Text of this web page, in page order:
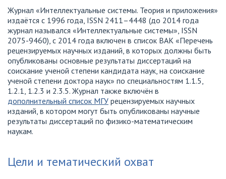
Журнал «Интеллектуальные системы. Теория и приложения»
издаётся с 1996 года, ISSN 2411–4448 (до 2014 года
журнал назывался «Интеллектуальные системы», ISSN
2075-9460), с 2014 года включен в список ВАК «Перечень
рецензируемых научных изданий, в которых должны быть
опубликованы основные результаты диссертаций на
соискание ученой степени кандидата наук, на соискание
ученой степени доктора наук» по специальностям 1.1.5,
1.2.1, 1.2.3 и 2.3.5. Журнал также включён в
дополнительный список МГУ рецензируемых научных
изданий, в котором могут быть опубликованы научные
результаты диссертаций по физико-математическим
наукам.
Цели и тематический охват